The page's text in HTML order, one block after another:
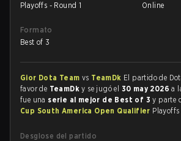
Playoffs - Round 1
Online
Formato
Best of 3
Gior Dota Team vs TeamDk El partido de
favor de TeamDky se jugó el 30 may 2026a
fue una serie al mejor de Best of 3y parte
Cup South America Open Qualifier Playoffs
Desglose del partido